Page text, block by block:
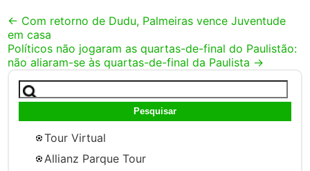
Post
navigation
← Com retorno de Dudu, Palmeiras vence Juventude
em casa
Políticos não jogaram as quartas-de-final do Paulistão:
não aliaram-se às quartas-de-final da Paulista →
Pesquisar
por:
Tour Virtual
Allianz Parque Tour